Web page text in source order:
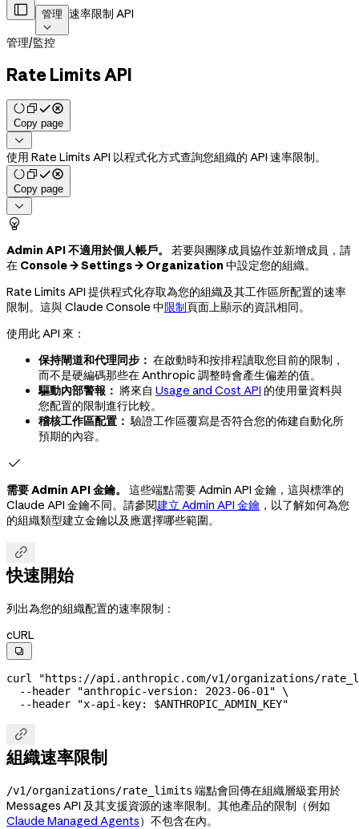
 管理

速率限制 API
管理/監控
Rate Limits API
Copy page

使用 Rate Limits API 以程式化方式查詢您組織的 API 速率限制。
Copy page


Admin API 不適用於個人帳戶。
若要與團隊成員協作並新增成員，請
在 Console → Settings → Organization 中設定您的組織。
Rate Limits API 提供程式化存取為您的組織及其工作區所配置的速率
限制。這與 Claude Console 中限制頁面上顯示的資訊相同。
使用此 API 來：
保持閘道和代理同步： 在啟動時和按排程讀取您目前的限制，
而不是硬編碼那些在 Anthropic 調整時會產生偏差的值。
驅動內部警報： 將來自 Usage and Cost API 的使用量資料與
您配置的限制進行比較。
稽核工作區配置： 驗證工作區覆寫是否符合您的佈建自動化所
預期的內容。

需要 Admin API 金鑰。
這些端點需要 Admin API 金鑰，這與標準的
Claude API 金鑰不同。請參閱建立 Admin API 金鑰 ，以了解如何為您
的組織類型建立金鑰以及應選擇哪些範圍。

快速開始
列出為您的組織配置的速率限制：
cURL

curl
"https://api.anthropic.com/v1/organizations/
  --header
"anthropic-version: 2023-06-01" \
  --header
"x-api-key: $ANTHROPIC_ADMIN_KEY"

組織速率限制
/v1/organizations/rate_limits 端點會回傳在組織層級套用於
Messages API 及其支援資源的速率限制。其他產品的限制（例如
Claude Managed Agents）不包含在內。